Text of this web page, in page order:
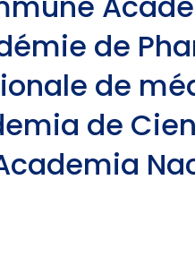
de
de
de